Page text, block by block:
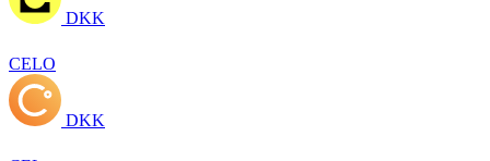
DKK
CELO
DKK